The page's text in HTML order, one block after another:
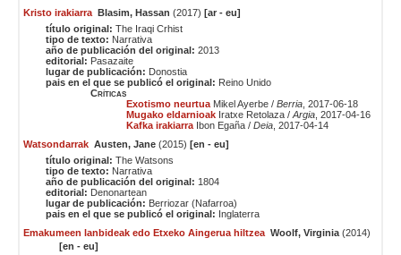
Kristo irakiarra Blasim, Hassan (2017)[ar - eu]
título original: The Iraqi Crhist
tipo de texto: Narrativa
año de publicación del original: 2013
editorial: Pasazaite
lugar de publicación: Donostia
pais en el que se publicó el original: Reino Unido
Críticas
Exotismo neurtua Mikel Ayerbe /Berria , 2017-06-18
Mugako eldarnioak Iratxe Retolaza /Argia , 2017-04-16
Kafka irakiarra Ibon Egaña /Deia , 2017-04-14
Watsondarrak Austen, Jane (2015)[en - eu]
título original: The Watsons
tipo de texto: Narrativa
año de publicación del original: 1804
editorial: Denonartean
lugar de publicación: Berriozar (Nafarroa)
pais en el que se publicó el original: Inglaterra
Emakumeen lanbideak edo Etxeko Aingerua hiltzea Woolf, Virginia (2014)
[en - eu]